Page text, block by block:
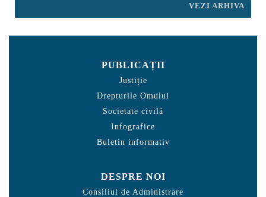
VEZI ARHIVA
PUBLICAȚII
Justiție
Drepturile Omului
Societate civilă
Infografice
Buletin informativ
DESPRE NOI
Consiliul de Administrare